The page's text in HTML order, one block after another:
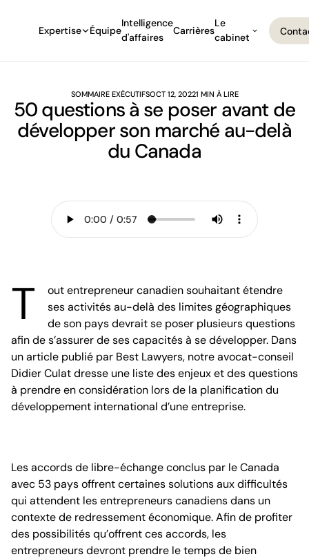
Expertise Équipe
Intelligence
d'affaires
Carrières
Le
cabinet
SOMMAIRE EXÉCUTIFSOCT 12, 20221 MIN À LIRE
50 questions à se poser avant de
développer son marché au-delà
du Canada
T
out entrepreneur canadien souhaitant étendre
ses activités au-delà des limites géographiques
de son pays devrait se poser plusieurs questions
afin de s’assurer de ses capacités à se développer. Dans
un article publié par Best Lawyers, notre avocat-conseil
Didier Culat dresse une liste des enjeux et des questions
à prendre en considération lors de la planification du
développement international d’une entreprise.
Les accords de libre-échange conclus par le Canada
avec 53 pays offrent certaines solutions aux difficultés
qui attendent les entrepreneurs canadiens dans un
contexte de redressement économique. Afin de profiter
des possibilités qu’offrent ces accords, les
entrepreneurs devront prendre le temps de bien